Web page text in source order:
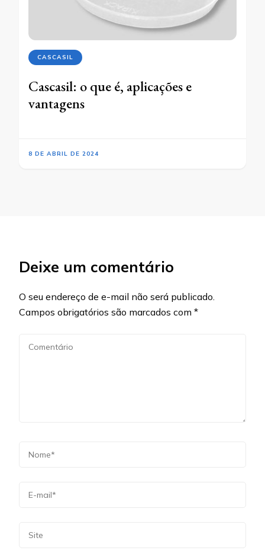
CASCASIL
Cascasil: o que é, aplicações e
vantagens
8 DE ABRIL DE 2024
Deixe um comentário
O seu endereço de e-mail não será publicado.
Campos obrigatórios são marcados com *